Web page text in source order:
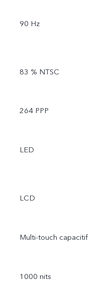
90 Hz
83 % NTSC
264 PPP
LED
LCD
Multi-touch capacitif
1000 nits